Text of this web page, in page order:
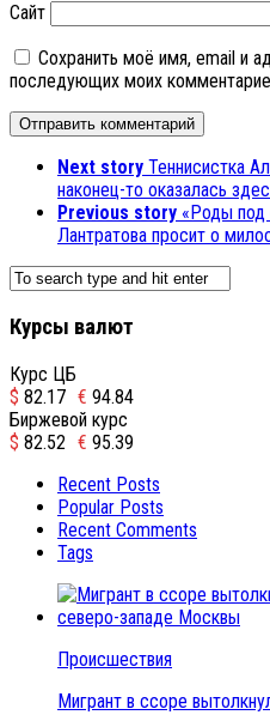
Сайт
Сохранить моё имя, email и
последующих моих
Next story Теннисистка
наконец-то оказалась
Previous story «Роды
Лантратова просит о
Курсы валют
Курс ЦБ
$ 82.17 € 94.84
Биржевой курс
$ 82.52 € 95.39
Recent Posts
Popular Posts
Recent Comments
Tags
Происшествия
Мигрант в ссоре